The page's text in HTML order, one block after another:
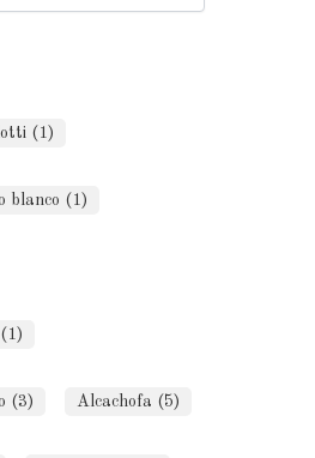
(1)
blanco (1)
(3) Alcachofa (5)